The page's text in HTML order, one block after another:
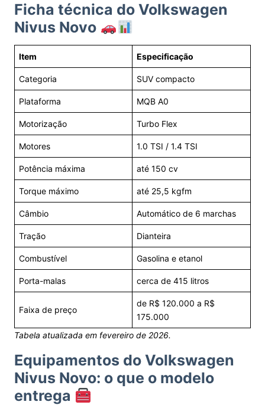
Ficha técnica do Volkswagen
Nivus Novo
Item Especificação
Categoria SUV compacto
Plataforma MQB A0
Motorização Turbo Flex
Motores 1.0 TSI / 1.4 TSI
Potência máxima até 150 cv
Torque máximo até 25,5 kgfm
Câmbio Automático de 6 marchas
Tração Dianteira
Combustível Gasolina e etanol
Porta-malas cerca de 415 litros
Faixa de preço
de R$ 120.000 a R$
175.000
Tabela atualizada em fevereiro de 2026.
Equipamentos do Volkswagen
Nivus Novo: o que o modelo
entrega